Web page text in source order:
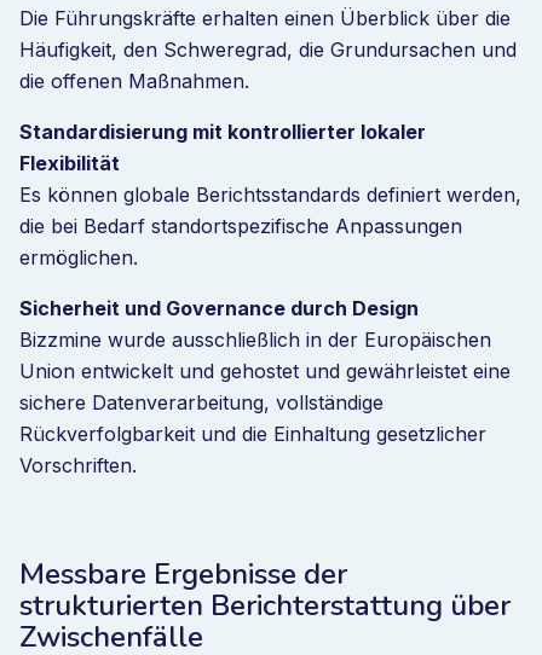
Die Führungskräfte erhalten einen Überblick über die
Häufigkeit, den Schweregrad, die Grundursachen und
die offenen Maßnahmen.
Standardisierung mit kontrollierter lokaler
Flexibilität
Es können globale Berichtsstandards definiert werden,
die bei Bedarf standortspezifische Anpassungen
ermöglichen.
Sicherheit und Governance durch Design
Bizzmine wurde ausschließlich in der Europäischen
Union entwickelt und gehostet und gewährleistet eine
sichere Datenverarbeitung, vollständige
Rückverfolgbarkeit und die Einhaltung gesetzlicher
Vorschriften.
Messbare Ergebnisse der
strukturierten Berichterstattung über
Zwischenfälle